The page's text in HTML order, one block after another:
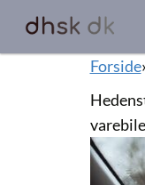
Forside›